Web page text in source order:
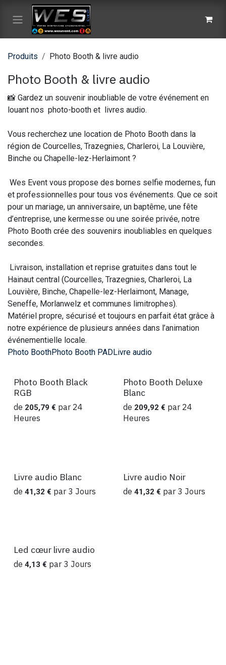
Se rendre au contenu
Produits Photo Booth & livre audio
Photo Booth & livre audio
📸 Gardez un souvenir inoubliable de votre événement en
louant nos photo-booth et livres audio.
Vous recherchez une location de Photo Booth dans la
région de Courcelles, Trazegnies, Charleroi, La Louvière,
Binche ou Chapelle-lez-Herlaimont ?
Wes Event vous propose des bornes selfie modernes, fun
et professionnelles pour tous vos événements. Que ce soit
pour un mariage, un anniversaire, un baptême, une fête
d’entreprise, une kermesse ou une soirée privée, notre
Photo Booth crée des souvenirs inoubliables en quelques
secondes.
Livraison, installation et reprise gratuites dans tout le
Hainaut central (Courcelles, Trazegnies, Charleroi, La
Louvière, Binche, Chapelle-lez-Herlaimont, Manage,
Seneffe, Morlanwelz et communes limitrophes).
Matériel propre, sécurisé et toujours en parfait état grâce à
notre expérience de plusieurs années dans l’animation
événementielle locale.
Photo BoothPhoto Booth PADLivre audio
Location
Photo Booth Black
RGB
de 205,79 € par 24
Heures
Location
Photo Booth Deluxe
Blanc
de 209,92 € par 24
Heures
Location
Livre audio Blanc
de 41,32 € par 3 Jours Location
Livre audio Noir
de 41,32 € par 3 Jours
Location
Led cœur livre audio
de 4,13 € par 3 Jours